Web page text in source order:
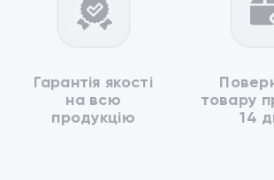
Гарантія якості
на всю
продукцію
товару
14